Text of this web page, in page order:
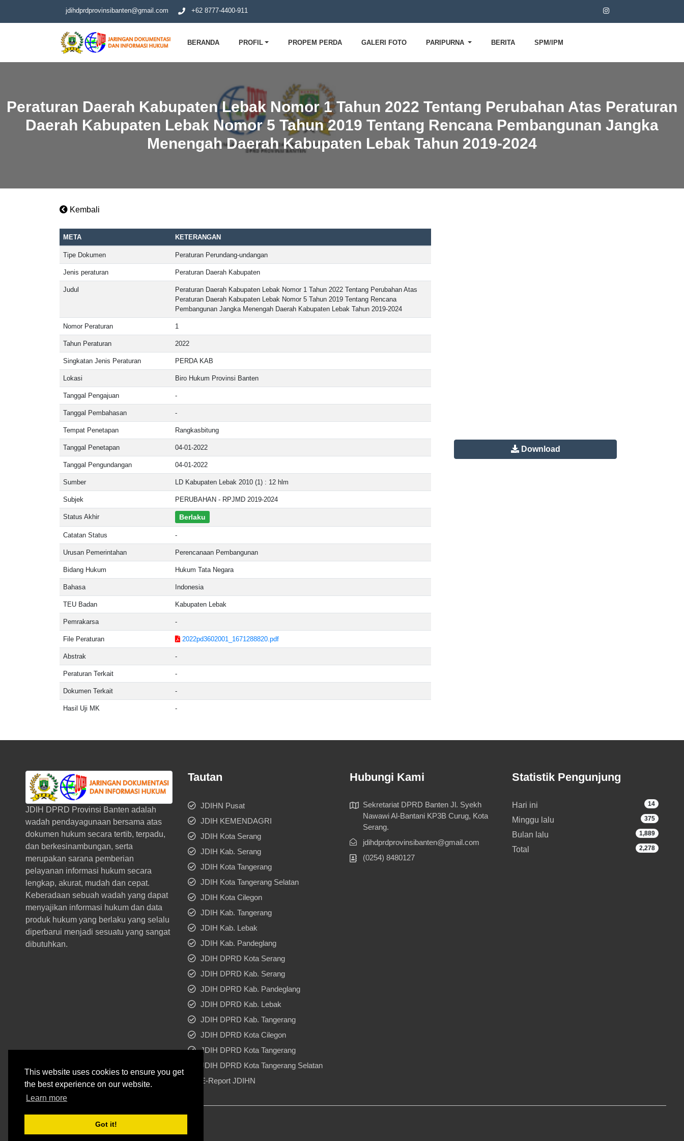
This website uses cookies to ensure you get
the best experience on our website.
Learn more
Got it!
jdihdprdprovinsibanten@gmail.com +62 8777-4400-911
BERANDA PROFIL PROPEM PERDA GALERI FOTO PARIPURNA BERITA SPM/IPM
Peraturan Daerah Kabupaten Lebak Nomor 1 Tahun 2022 Tentang Perubahan Atas Peraturan
Daerah Kabupaten Lebak Nomor 5 Tahun 2019 Tentang Rencana Pembangunan Jangka
Menengah Daerah Kabupaten Lebak Tahun 2019-2024
Kembali
META KETERANGAN
Tipe Dokumen Peraturan Perundang-undangan
Jenis peraturan Peraturan Daerah Kabupaten
Judul
Peraturan Daerah Kabupaten Lebak Nomor 1 Tahun 2022 Tentang Perubahan Atas
Peraturan Daerah Kabupaten Lebak Nomor 5 Tahun 2019 Tentang Rencana
Pembangunan Jangka Menengah Daerah Kabupaten Lebak Tahun 2019-2024
Nomor Peraturan 1
Tahun Peraturan 2022
Singkatan Jenis Peraturan PERDA KAB
Lokasi Biro Hukum Provinsi Banten
Tanggal Pengajuan -
Tanggal Pembahasan -
Tempat Penetapan Rangkasbitung
Tanggal Penetapan 04-01-2022
Tanggal Pengundangan 04-01-2022
Sumber LD Kabupaten Lebak 2010 (1) : 12 hlm
Subjek PERUBAHAN - RPJMD 2019-2024
Status Akhir Berlaku
Catatan Status -
Urusan Pemerintahan Perencanaan Pembangunan
Bidang Hukum Hukum Tata Negara
Bahasa Indonesia
TEU Badan Kabupaten Lebak
Pemrakarsa -
File Peraturan 2022pd3602001_1671288820.pdf
Abstrak -
Peraturan Terkait -
Dokumen Terkait -
Hasil Uji MK -
Download
JDIH DPRD Provinsi Banten adalah
wadah pendayagunaan bersama atas
dokumen hukum secara tertib, terpadu,
dan berkesinambungan, serta
merupakan sarana pemberian
pelayanan informasi hukum secara
lengkap, akurat, mudah dan cepat.
Keberadaan sebuah wadah yang dapat
menyajikan informasi hukum dan data
produk hukum yang berlaku yang selalu
diperbarui menjadi sesuatu yang sangat
dibutuhkan.
Tautan
JDIHN Pusat
JDIH KEMENDAGRI
JDIH Kota Serang
JDIH Kab. Serang
JDIH Kota Tangerang
JDIH Kota Tangerang Selatan
JDIH Kota Cilegon
JDIH Kab. Tangerang
JDIH Kab. Lebak
JDIH Kab. Pandeglang
JDIH DPRD Kota Serang
JDIH DPRD Kab. Serang
JDIH DPRD Kab. Pandeglang
JDIH DPRD Kab. Lebak
JDIH DPRD Kab. Tangerang
JDIH DPRD Kota Cilegon
JDIH DPRD Kota Tangerang
JDIH DPRD Kota Tangerang Selatan
E-Report JDIHN
Hubungi Kami
Sekretariat DPRD Banten Jl. Syekh
Nawawi Al-Bantani KP3B Curug, Kota
Serang.
jdihdprdprovinsibanten@gmail.com
(0254) 8480127
Statistik Pengunjung
Hari ini 14
Minggu lalu 375
Bulan lalu 1,889
Total 2,278
Sekretariat DPRD Banten